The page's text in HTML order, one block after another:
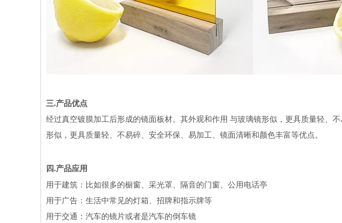
三.产品优点
经过真空镀膜加工后形成的镜面板材。其外观和作用 与玻璃镜形似，更具质量轻、
形似，更具质量轻、不易碎、安全环保、易加工、镜面清晰和颜色丰富等优点。
四.产品应用
用于建筑：比如很多的橱窗、采光罩、隔音的门窗、公用电话亭
用于广告：生活中常见的灯箱、招牌和指示牌等
用于交通：汽车的镜片或者是汽车的倒车镜